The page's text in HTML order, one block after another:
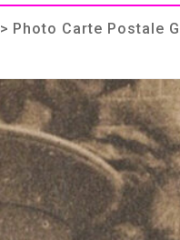
> Photo Carte Postale